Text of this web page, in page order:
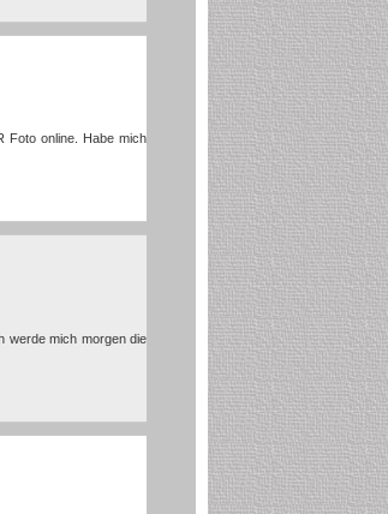
Foto online. Habe mich
werde mich morgen die